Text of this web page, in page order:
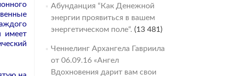
имеет
Абунданция “Как Денежной
энергии проявиться в вашем
энергетическом поле“. (13 481)
Ченнелинг Архангела Гавриила
от 06.09.16 «Ангел
Вдохновения дарит вам свои